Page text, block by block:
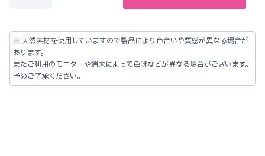
ー
ダ
ー
フ
※ 天然素材を使用していますので製品により色合いや質感が異なる場合が
あります。
またご利用のモニターや端末によって色味などが異なる場合がございます。
予めご了承ください。